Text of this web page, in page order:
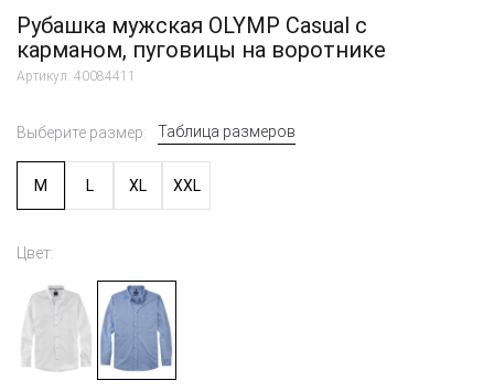
Рубашка мужская OLYMP Casual с
карманом, пуговицы на воротнике
Артикул: 40084411
Выберите размер: Таблица размеров
M L XL XXL
Цвет: